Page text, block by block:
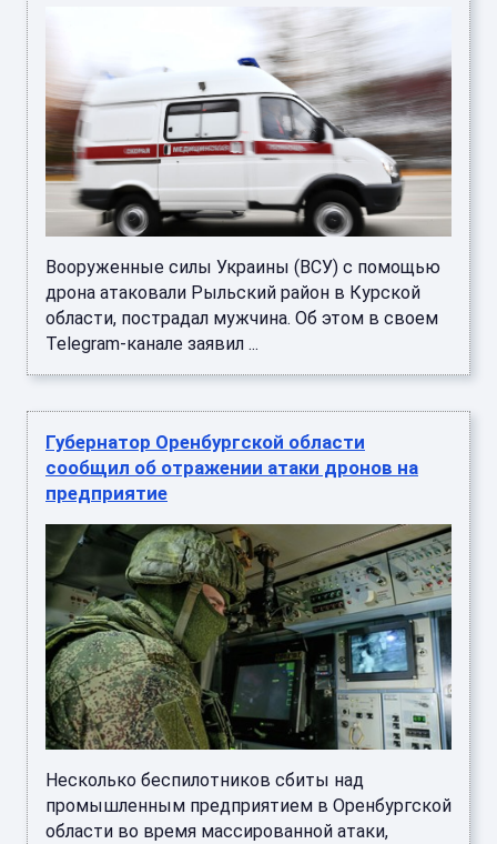
Вооруженные силы Украины (ВСУ) с помощью
дрона атаковали Рыльский район в Курской
области, пострадал мужчина. Об этом в своем
Telegram-канале заявил ...
Губернатор Оренбургской области
сообщил об отражении атаки дронов на
предприятие
Несколько беспилотников сбиты над
промышленным предприятием в Оренбургской
области во время массированной атаки,